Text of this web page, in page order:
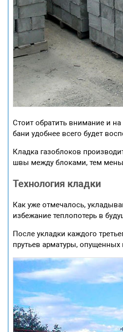
Стоит обратить внимание и
бани удобнее всего будет
Кладка газоблоков
швы между блоками, тем
Технология кладки
Как уже отмечалось,
избежание теплопотерь в
После укладки каждого
прутьев арматуры,